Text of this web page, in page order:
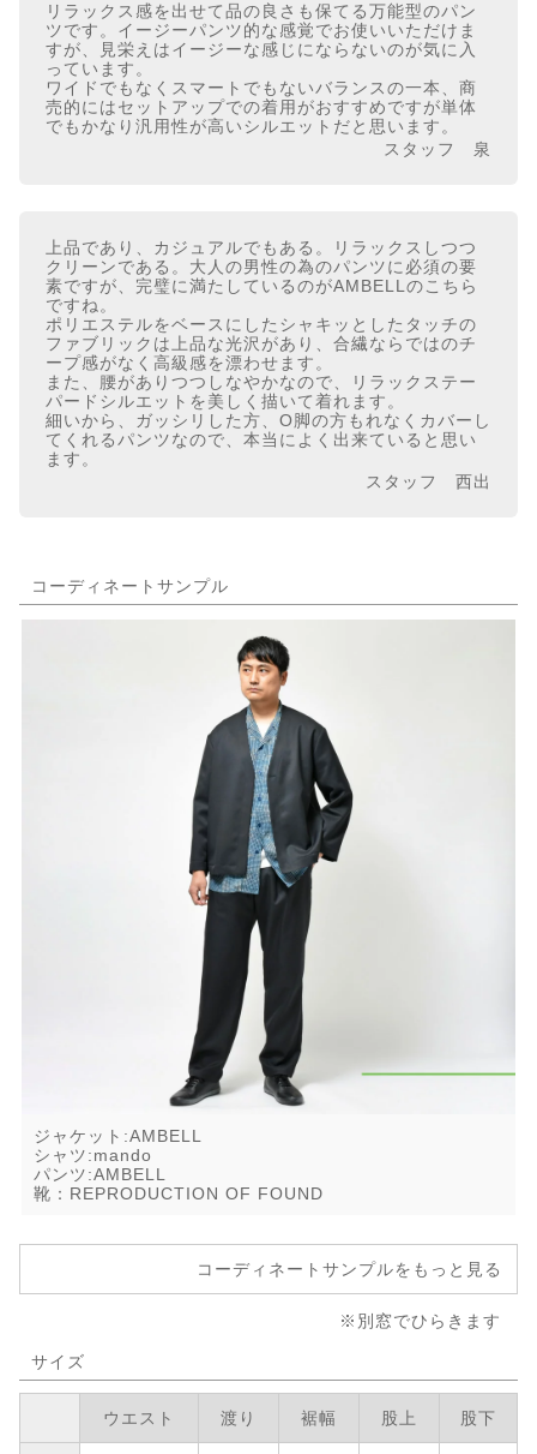
リラックス感を出せて品の良さも保てる万能型のパン
ツです。イージーパンツ的な感覚でお使いいただけま
すが、見栄えはイージーな感じにならないのが気に入
っています。
ワイドでもなくスマートでもないバランスの一本、商
売的にはセットアップでの着用がおすすめですが単体
でもかなり汎用性が高いシルエットだと思います。
スタッフ 泉
上品であり、カジュアルでもある。リラックスしつつ
クリーンである。大人の男性の為のパンツに必須の要
素ですが、完璧に満たしているのがAMBELLのこちら
ですね。
ポリエステルをベースにしたシャキッとしたタッチの
ファブリックは上品な光沢があり、合繊ならではのチ
ープ感がなく高級感を漂わせます。
また、腰がありつつしなやかなので、リラックステー
パードシルエットを美しく描いて着れます。
細いから、ガッシリした方、O脚の方もれなくカバーし
てくれるパンツなので、本当によく出来ていると思い
ます。
スタッフ 西出
コーディネートサンプル
ジャケット:AMBELL
シャツ:mando
パンツ:AMBELL
靴：REPRODUCTION OF FOUND
コーディネートサンプルをもっと見る
※別窓でひらきます
サイズ
ウエスト 渡り 裾幅 股上 股下